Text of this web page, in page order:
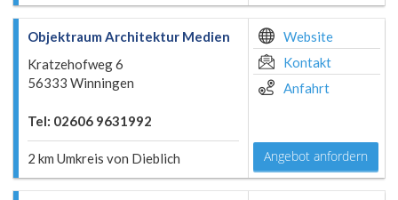
Objektraum Architektur Medien
Kratzehofweg 6
56333 Winningen
Tel: 02606 9631992
2 km Umkreis von Dieblich
Website
Kontakt
Anfahrt
Angebot anfordern